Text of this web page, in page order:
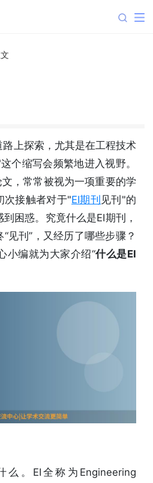
上探索，尤其是在工程技术
个缩写会频繁地进入视野。
，常常被视为一项重要的学
次接触者对于"EI期刊 见刊"的
困惑。究竟什么是EI期刊，
见刊”，又经历了哪些步骤？
小编就为大家介绍“什么是EI
么。EI全称为Engineering